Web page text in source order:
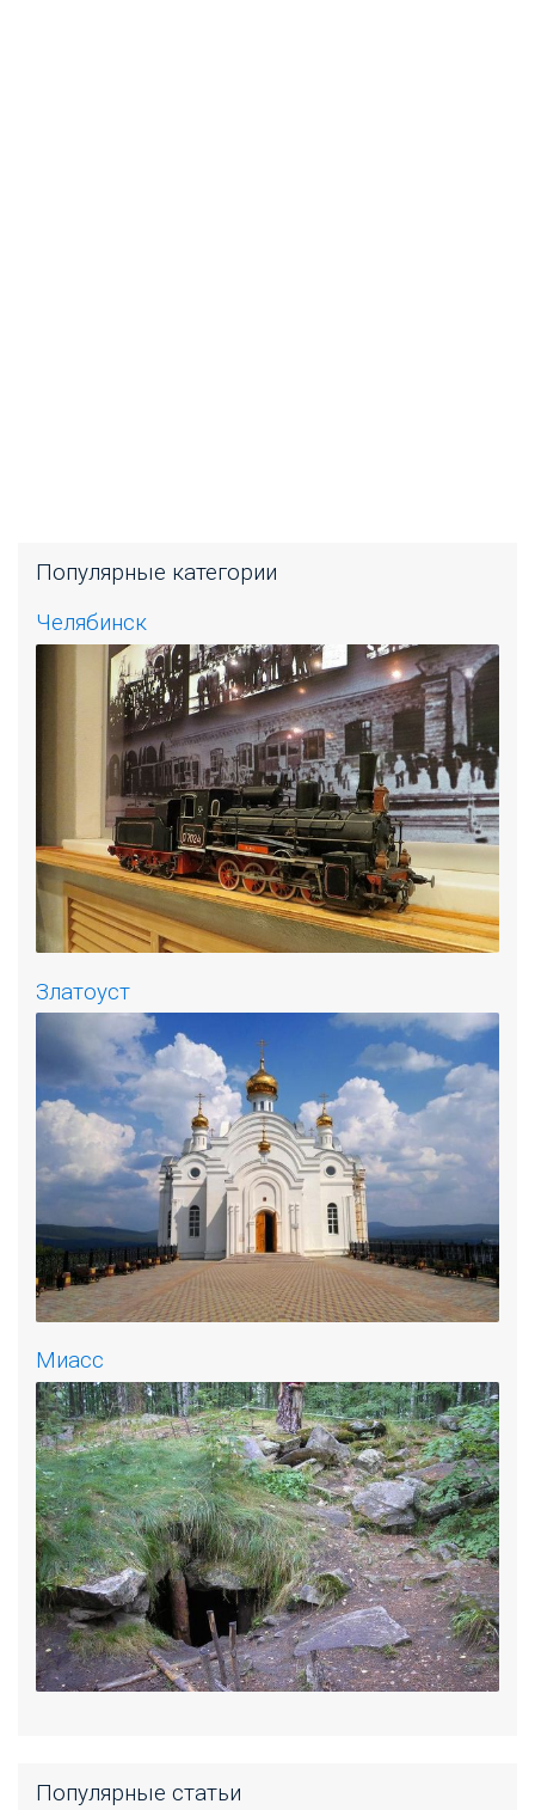
Популярные категории
Челябинск
Златоуст
Миасс
Популярные статьи